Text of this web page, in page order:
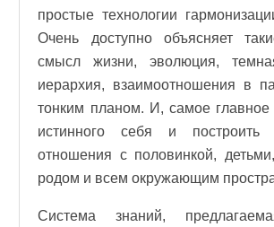
простые технологии
Очень доступно объясняет
смысл жизни, эволюция,
иерархия, взаимоотношения в
тонким планом. И, самое главное
истинного себя и построить
отношения с половинкой,
родом и всем окружающим
Система знаний,